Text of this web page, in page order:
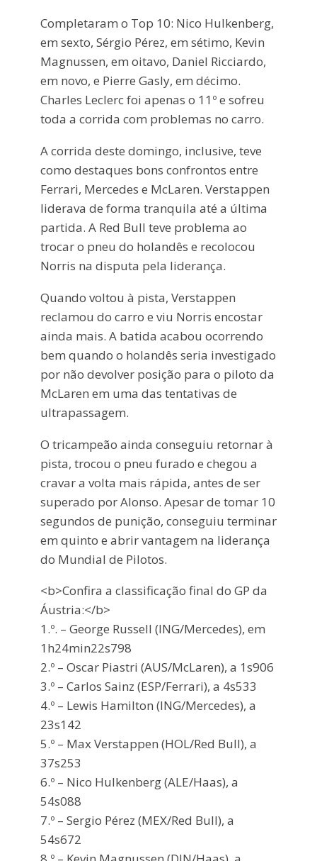
Completaram o Top 10: Nico Hulkenberg,
em sexto, Sérgio Pérez, em sétimo, Kevin
Magnussen, em oitavo, Daniel Ricciardo,
em novo, e Pierre Gasly, em décimo.
Charles Leclerc foi apenas o 11º e sofreu
toda a corrida com problemas no carro.
A corrida deste domingo, inclusive, teve
como destaques bons confrontos entre
Ferrari, Mercedes e McLaren. Verstappen
liderava de forma tranquila até a última
partida. A Red Bull teve problema ao
trocar o pneu do holandês e recolocou
Norris na disputa pela liderança.
Quando voltou à pista, Verstappen
reclamou do carro e viu Norris encostar
ainda mais. A batida acabou ocorrendo
bem quando o holandês seria investigado
por não devolver posição para o piloto da
McLaren em uma das tentativas de
ultrapassagem.
O tricampeão ainda conseguiu retornar à
pista, trocou o pneu furado e chegou a
cravar a volta mais rápida, antes de ser
superado por Alonso. Apesar de tomar 10
segundos de punição, conseguiu terminar
em quinto e abrir vantagem na liderança
do Mundial de Pilotos.
<b>Confira a classificação final do GP da
Áustria:</b>
1.º. – George Russell (ING/Mercedes), em
1h24min22s798
2.º – Oscar Piastri (AUS/McLaren), a 1s906
3.º – Carlos Sainz (ESP/Ferrari), a 4s533
4.º – Lewis Hamilton (ING/Mercedes), a
23s142
5.º – Max Verstappen (HOL/Red Bull), a
37s253
6.º – Nico Hulkenberg (ALE/Haas), a
54s088
7.º – Sergio Pérez (MEX/Red Bull), a
54s672